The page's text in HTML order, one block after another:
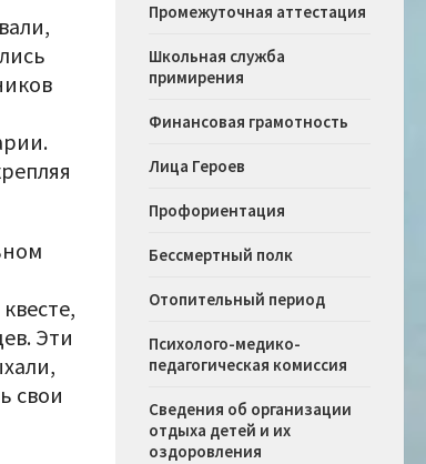
Эти
свои
Промежуточная аттестация
Школьная служба
примирения
Финансовая грамотность
Лица Героев
Профориентация
Бессмертный полк
Отопительный период
Психолого-медико-
педагогическая комиссия
Сведения об организации
отдыха детей и их
оздоровления